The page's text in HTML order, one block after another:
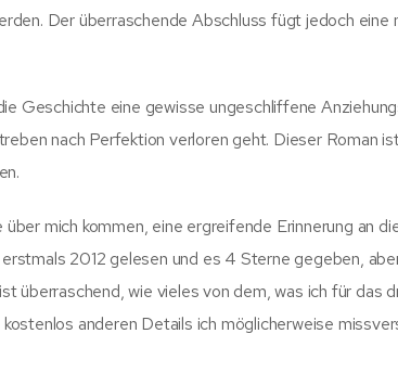
Der überraschende Abschluss fügt jedoch eine
Geschichte eine gewisse ungeschliffene
nach Perfektion verloren geht. Dieser Roman
mich kommen, eine ergreifende Erinnerung an
2012 gelesen und es 4 Sterne gegeben,
überraschend, wie vieles von dem, was ich für das
anderen Details ich möglicherweise